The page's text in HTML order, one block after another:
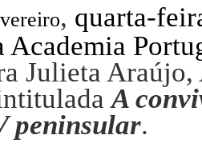
, quarta-
Academia
Julieta
A
peninsular.